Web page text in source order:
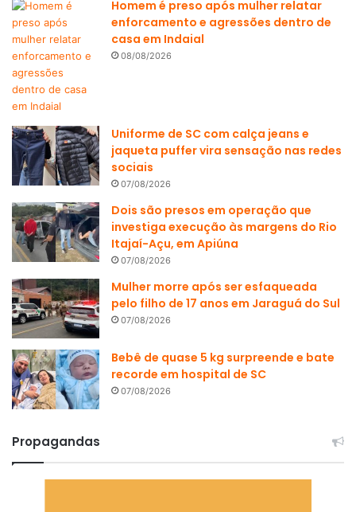
Homem é preso após mulher relatar
enforcamento e agressões dentro de
casa em Indaial
08/08/2026
Uniforme de SC com calça jeans e
jaqueta puffer vira sensação nas redes
sociais
07/08/2026
Dois são presos em operação que
investiga execução às margens do Rio
Itajaí-Açu, em Apiúna
07/08/2026
Mulher morre após ser esfaqueada
pelo filho de 17 anos em Jaraguá do Sul
07/08/2026
Bebê de quase 5 kg surpreende e bate
recorde em hospital de SC
07/08/2026
Propagandas